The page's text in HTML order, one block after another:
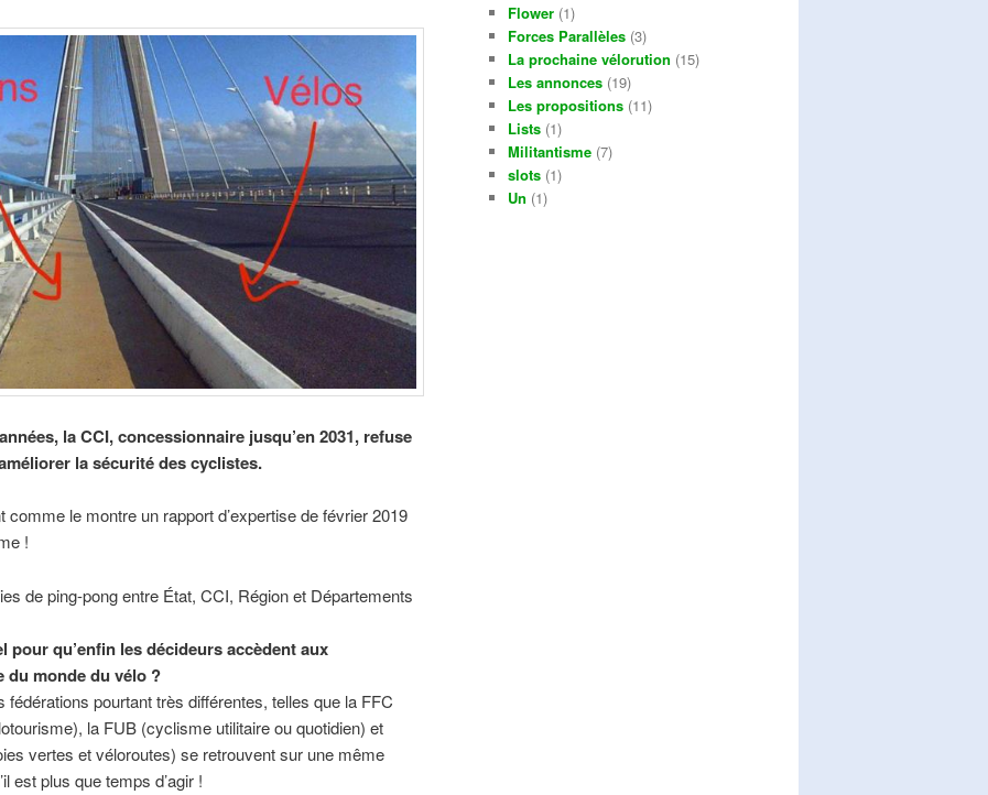
la CCI, concessionnaire jusqu’en 2031, refuse
la sécurité des cyclistes.
le montre un rapport d’expertise de février 2019
!
de ping-pong entre État, CCI, Région et Départements
pour qu’enfin les décideurs accèdent aux
du monde du vélo ?
pourtant très différentes, telles que la FFC
la FUB (cyclisme utilitaire ou quotidien) et
vertes et véloroutes) se retrouvent sur une même
est plus que temps d’agir !
Flower (1)
Forces Parallèles (3)
La prochaine vélorution (15)
Les annonces (19)
Les propositions (11)
Lists (1)
Militantisme (7)
slots (1)
Un (1)